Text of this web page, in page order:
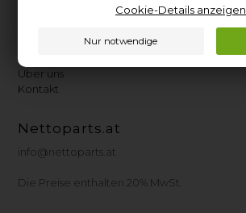
Cookie-Details anzeigen
Kundencenter
Heimwerker-Tipps
Finden Sie das Typenschild
Über uns
Kontakt
Nettoparts.at
info@nettoparts.at
Die Preise enthalten 20% MwSt.